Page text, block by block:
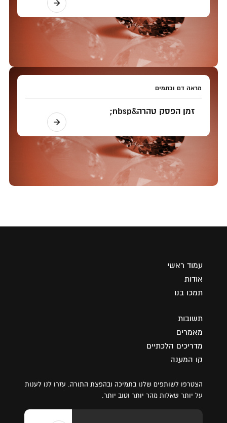
מראה דם וכתמים
זמן הפסק טהרה&nbsp;
עמוד ראשי
אודות
תמכו בנו
תשובות
מאמרים
מדריכים הלכתיים
קו המענה
הצטרפו לשותפים שלנו בתמיכה ובהפצת התורה. עזרו לנו לענות
על יותר שאלות מהר יותר וטוב יותר.